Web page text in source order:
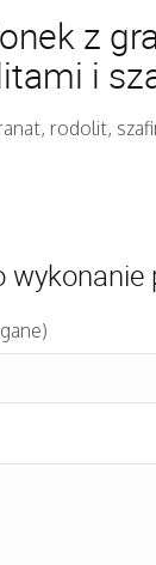
z
i
rodolit,
wykonanie